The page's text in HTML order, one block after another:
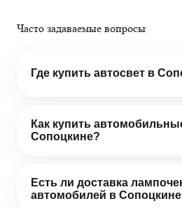
Часто задаваемые вопросы
Где купить автосвет в
Как купить
Сопоцкине?
Есть ли доставка
автомобилей в